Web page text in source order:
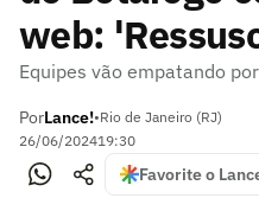
web:
Equipes vão empatando
PorLance!•Rio de Janeiro (RJ)
26/06/202419:30
Favorite o